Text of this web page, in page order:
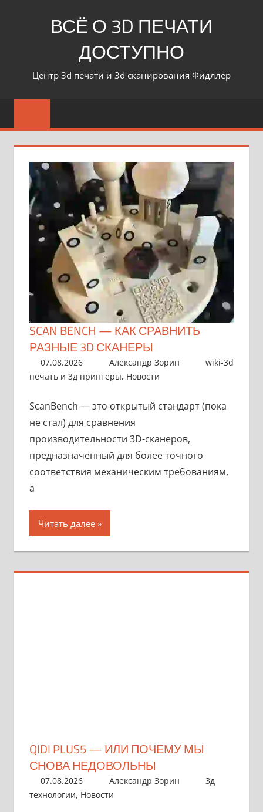
ВСЁ О 3D ПЕЧАТИ
ДОСТУПНО
Центр 3d печати и 3d сканирования Фидллер
SCAN BENCH — КАК СРАВНИТЬ
РАЗНЫЕ 3D СКАНЕРЫ
07.08.2026 Александр Зорин
wiki-3d
печать и 3д принтеры, Новости
ScanBench — это открытый стандарт (пока
не стал) для сравнения
производительности 3D-сканеров,
предназначенный для более точного
соответствия механическим требованиям,
а
Читать далее
QIDI PLUS5 — ИЛИ ПОЧЕМУ МЫ
СНОВА НЕДОВОЛЬНЫ
07.08.2026 Александр Зорин
3д
технологии, Новости